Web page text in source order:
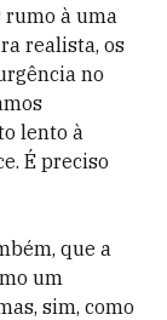
rumo à uma
realista, os
no
lento à
É preciso
que a
um
sim, como